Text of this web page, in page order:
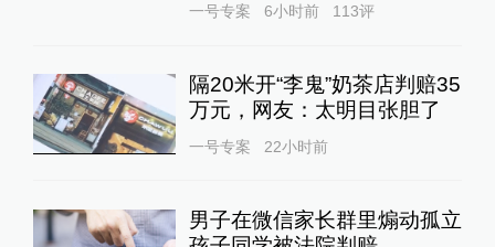
一号专案 6小时前 113评
隔20米开“李鬼”奶茶店判赔35
万元，网友：太明目张胆了
一号专案 22小时前
男子在微信家长群里煽动孤立